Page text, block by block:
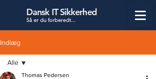
Dansk IT Sikkerhed
Så er du forberedt...
Indlæg
Alle
Thomas Pedersen